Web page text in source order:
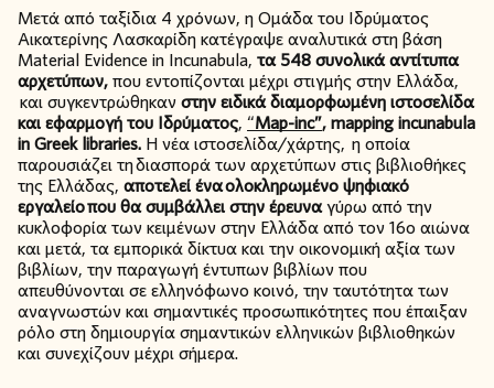
Μετά από ταξίδια 4 χρόνων, η Ομάδα του Ιδρύματος
Αικατερίνης Λασκαρίδη κατέγραψε αναλυτικά στη βάση
Material Evidence in Incunabula, τα 548 συνολικά αντίτυπα
αρχετύπων,που εντοπίζονται μέχρι στιγμής στην Ελλάδα,
και συγκεντρώθηκανστην ειδικά διαμορφωμένη ιστοσελίδα
και εφαρμογή του Ιδρύματος, “Map-inc”, mapping incunabula
in Greek libraries. Η νέα ιστοσελίδα/χάρτης, η οποία
παρουσιάζει τη διασπορά των αρχετύπων στις βιβλιοθήκες
της Ελλάδας, αποτελεί ένα ολοκληρωμένο ψηφιακό
εργαλείο που θα συμβάλλει στην έρευναγύρω από την
κυκλοφορία των κειμένων στην Ελλάδα από τον 16ο αιώνα
και μετά, τα εμπορικά δίκτυα και την οικονομική αξία των
βιβλίων, την παραγωγή έντυπων βιβλίων που
απευθύνονται σε ελληνόφωνο κοινό, την ταυτότητα των
αναγνωστών και σημαντικές προσωπικότητες που έπαιξαν
ρόλο στη δημιουργία σημαντικών ελληνικών βιβλιοθηκών
και συνεχίζουν μέχρι σήμερα.